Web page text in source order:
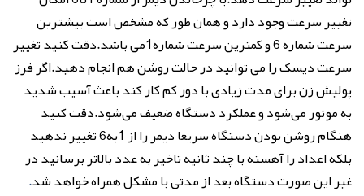
تغییر سرعت وجود دارد و همان طور که مشخص است بیشترین
سرعت شماره 6 و کمترین سرعت شماره1می باشد.دقت کنید تغییر
سرعت دیسک را می توانید در حالت روشن هم انجام دهید.اگر فرز
پولیش زن برای مدت زیادی با دور کم کار کند باعث آسیب شدید
به موتور می‌شود و عملکرد دستگاه ضعیف می‌شود.دقت کنید
هنگام روشن بودن دستگاه سریعا دیمر را از 1به6 تغییر ندهید
بلکه اعداد را آهسته با چند ثانیه تاخیر به عدد بالاتر برسانید در
غیر این صورت دستگاه بعد از مدتی با مشکل همراه خواهد شد.